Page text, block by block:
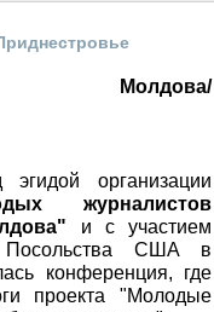
Молдова/
организации
журналистов
и с участием
Посольства США в
конференция, где
проекта "Молодые